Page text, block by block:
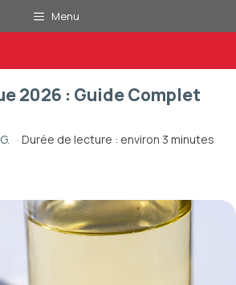
Menu
2026 : Guide Complet
· Durée de lecture : environ 3 minutes